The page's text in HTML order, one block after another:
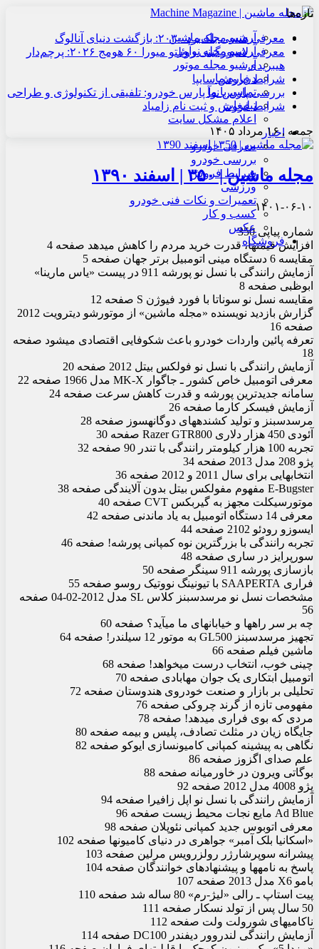
آرشیو مجله ماشین
آرشیو مجله نوآور
آرشیو مجله موتور
درباره ما
تماس با ما
تبلیغات
اعلام مشکل سایت
اخبار
معرفی خودرو
بررسی خودرو
شرایط فروش
ورزشی
تعمیرات و نکات فنی خودرو
کسب و کار
عکس
فروشگاه
تازه‌ها
معرفی هنسی بلک‌برد ۲۰۳۰: بازگشت دنیای آنالوگ
معرفی لامبورگینی روئلتو میورا ۶۰ هومج ۲۰۲۶: پرچم‌دار
هیبریدی
شرایط فروش سایپا
بررسی پارس نوآ پارس خودرو: تلفیقی از تکنولوژی و طراحی
شرایط فروش و ثبت نام زامیاد
جمعه , ۱۶ مرداد ۱۴۰۵
مجله ماشین | ۳۵۰ | اسفند ۱۳۹۰
۱۴۰۱-۰۶-۱۰
شماره پیاپی 350
افزایش قیمت‏ها، قدرت خرید مردم را کاهش می‏دهد صفحه 4
مقایسه 6 دستگاه مینی اتومبیل برتر جهان صفحه 5
آزمایش رانندگی با نسل نو پورشه 911 در پیست «یاس مارینا»
ابوظبی صفحه 8
مقایسه نسل نو سوناتا با فورد فیوژن S صفحه 12
گزارش بازدید نویسنده «مجله ماشین» از موتورشو دیترویت 2012
صفحه 16
تعرفه پائین واردات خودرو باعث شکوفایی اقتصادی می‏شود صفحه
18
آزمایش رانندگی با نسل نو فولکس بیتل 2012 صفحه 20
معرفی اتومبیل خاص کشور ـ جاگوار MK-X مدل 1966 صفحه 22
سامانه جدیدترین پورشه و قدرت کاهش سرعت صفحه 24
آزمایش فیسکر کارما صفحه 26
مرسدس‏بنز و تولید کشنده‏های دوگانه‏سوز صفحه 28
آئودی 450 هزار دلاری Razer GTR800 صفحه 30
تجربه 100 هزار کیلومتر رانندگی با تندر 90 صفحه 32
پژو 208 مدل 2013 صفحه 34
انتخاب‏هایی برای سال 2011 و 2012 صفحه 36
E-Bugster مفهوم مفولکس بیتل بدون آلایندگی صفحه 38
موتورسیکلت مجهز به گیربکس CVT صفحه 40
معرفی 14 دستگاه اتومبیل به یاد ماندنی صفحه 42
ایسوزو رودئو 2102 صفحه 44
تجربه رانندگی با بزرگ‏ترین نوه کمپانی پورشه! صفحه 46
سورپرایز در ساری صفحه 48
بازسازی پورشه 911 سینگر صفحه 50
فراری SAAPERTA با تیونینگ نووتیک روسو صفحه 55
مشخصات نسل نو مرسدس‏بنز کلاس SL مدل 2012-02-04 صفحه
56
چه بر سر راه‏ها و خیابان‏های ما می‏آید؟ صفحه 60
تجهیز مرسدس‏بنز GL500 به موتور 12 سیلندر! صفحه 64
ماشین فیلم صفحه 66
چینی خوب، انتخاب درست می‏خواهد! صفحه 68
اتومبیل ابتکاری یک جوان مهابادی صفحه 70
تحلیلی بر بازار و صنعت خودروی هندوستان صفحه 72
مفهومی تازه از گرند چروکی صفحه 76
مردی که بوی فراری می‏دهد! صفحه 78
جایگاه زیان در مثلث تصادف، پلیس و بیمه صفحه 80
نگاهی به پیشینه کمپانی کامیون‏سازی ایوکو صفحه 82
علم صدای اگزوز صفحه 86
بوگاتی ویرون در خاورمیانه صفحه 88
پژو 4008 مدل 2012 صفحه 92
آزمایش رانندگی با نسل نو اپل زافیرا صفحه 94
Ad Blue مایع نجات محیط زیست صفحه 96
معرفی اتوبوس جدید کمپانی نئوپلان صفحه 98
«اسکانیا بلک آمبر» جواهری در دنیای کامیون‏ها صفحه 102
پیشرانه سوپرشارژر رولزرویس مرلین صفحه 103
پاسخ به نامه‏ها و پیشنهادهای خوانندگان صفحه 104
ب‏ام‏و X6 مدل 2013 صفحه 107
پیت استاپ ـ رالی «لیژ-رم» 80 ساله شد صفحه 110
50 سال پس از تولد نسکار صفحه 111
ناکامی‏های شورولت ولت صفحه 112
آزمایش رانندگی لندروور دیفندر DC100 صفحه 114